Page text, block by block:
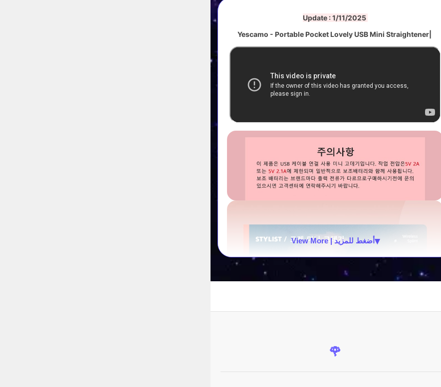
Update : 1/11/2025
Yescamo - Portable Pocket Lovely USB Mini Straightener|
View More | أضغط للمزيد▾
🌹